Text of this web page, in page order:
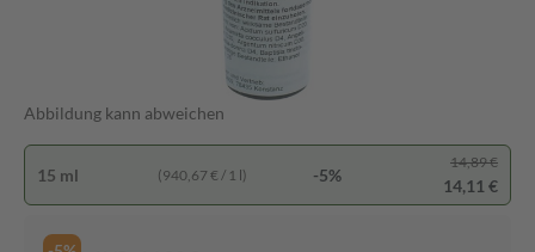
Abbildung kann abweichen
15 ml (940,67 € / 1 l) -5%
14,89 €
14,11 €